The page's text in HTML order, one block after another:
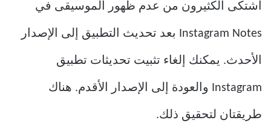
اشتكى الكثيرون من عدم ظهور الموسيقى في
Instagram Notes بعد تحديث التطبيق إلى الإصدار
الأحدث. يمكنك إلغاء تثبيت تحديثات تطبيق
Instagram والعودة إلى الإصدار الأقدم. هناك
طريقتان لتحقيق ذلك.